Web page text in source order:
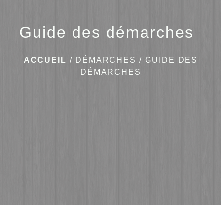
Guide des démarches
ACCUEIL / DÉMARCHES / GUIDE DES
DÉMARCHES